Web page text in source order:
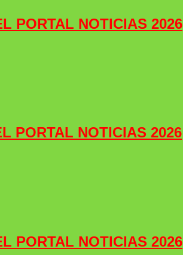
PORTAL NOTICIAS 2026
PORTAL NOTICIAS 2026
PORTAL NOTICIAS 2026